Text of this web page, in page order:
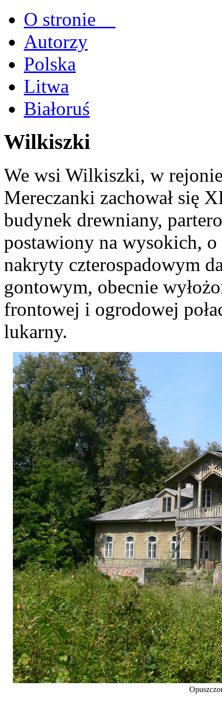
O stronie
Autorzy
Polska
Litwa
Białoruś
Wilkiszki
We wsi Wilkiszki, w
Mereczanki zachował się
budynek drewniany,
postawiony na wysokich, o
nakryty czterospadowym
gontowym, obecnie
frontowej i ogrodowej
lukarny.